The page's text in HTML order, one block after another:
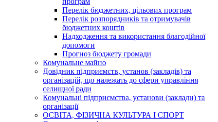
Перелік бюджетних, цільових програм
Перелік розпорядників та отримувачів
бюджетних коштів
Надходження та використання благодійної
допомоги
Прогноз бюджету громади
Комунальне майно
Довідник підприємств, установ (закладів) та
організацій, що належать до сфери управління
селищної ради
Комунальні підприємства, установи (заклади) та
організації
ОСВІТА, ФІЗИЧНА КУЛЬТУРА І СПОРТ